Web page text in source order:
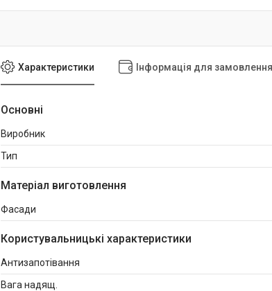
Характеристики Інформація для замовлення
Основні
Виробник
Тип
Матеріал виготовлення
Фасади
Користувальницькі характеристики
Антизапотівання
Вага надящ.